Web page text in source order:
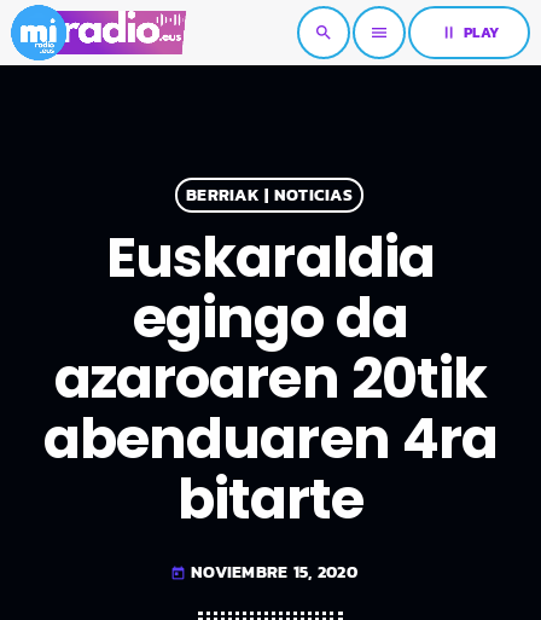
search menu pause PLAY
BERRIAK | NOTICIAS
Euskaraldia
egingo da
azaroaren 20tik
abenduaren 4ra
bitarte
today NOVIEMBRE 15, 2020